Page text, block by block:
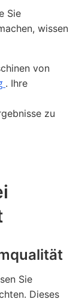
Sie
wissen
von
. Ihre
zu
Sie
Dieses